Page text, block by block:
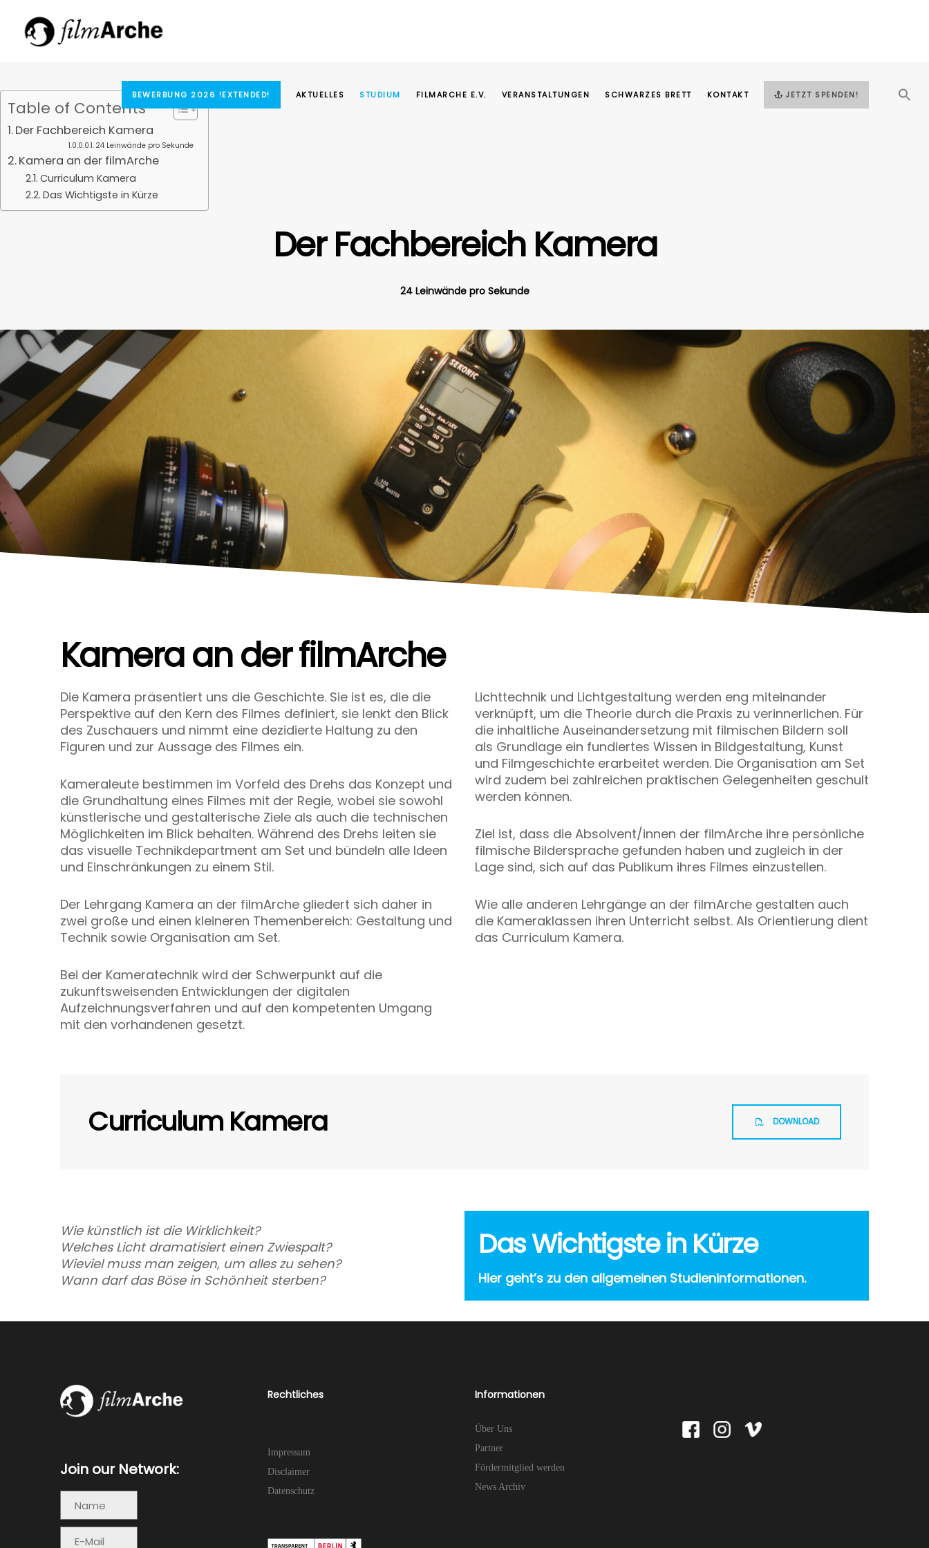
BEWERBUNG 2026 !EXTENDED! AKTUELLES STUDIUM FILMARCHE E.V. VERANSTALTUNGEN SCHWARZES BRETT KONTAKT JETZT SPENDEN!
Table of Contents
Der Fachbereich Kamera
24 Leinwände pro Sekunde
Kamera an der filmArche
Curriculum Kamera
Das Wichtigste in Kürze
Der Fachbereich Kamera
24 Leinwände pro Sekunde
Kamera an der filmArche
Die Kamera präsentiert uns die Geschichte. Sie ist es, die die
Perspektive auf den Kern des Filmes definiert, sie lenkt den Blick
des Zuschauers und nimmt eine dezidierte Haltung zu den
Figuren und zur Aussage des Filmes ein.
Kameraleute bestimmen im Vorfeld des Drehs das Konzept und
die Grundhaltung eines Filmes mit der Regie, wobei sie sowohl
künstlerische und gestalterische Ziele als auch die technischen
Möglichkeiten im Blick behalten. Während des Drehs leiten sie
das visuelle Technikdepartment am Set und bündeln alle Ideen
und Einschränkungen zu einem Stil.
Der Lehrgang Kamera an der filmArche gliedert sich daher in
zwei große und einen kleineren Themenbereich: Gestaltung und
Technik sowie Organisation am Set.
Bei der Kameratechnik wird der Schwerpunkt auf die
zukunftsweisenden Entwicklungen der digitalen
Aufzeichnungsverfahren und auf den kompetenten Umgang
mit den vorhandenen gesetzt.
Lichttechnik und Lichtgestaltung werden eng miteinander
verknüpft, um die Theorie durch die Praxis zu verinnerlichen. Für
die inhaltliche Auseinandersetzung mit filmischen Bildern soll
als Grundlage ein fundiertes Wissen in Bildgestaltung, Kunst
und Filmgeschichte erarbeitet werden. Die Organisation am Set
wird zudem bei zahlreichen praktischen Gelegenheiten geschult
werden können.
Ziel ist, dass die Absolvent/innen der filmArche ihre persönliche
filmische Bildersprache gefunden haben und zugleich in der
Lage sind, sich auf das Publikum ihres Filmes einzustellen.
Wie alle anderen Lehrgänge an der filmArche gestalten auch
die Kameraklassen ihren Unterricht selbst. Als Orientierung dient
das Curriculum Kamera.
Curriculum Kamera DOWNLOAD
Wie künstlich ist die Wirklichkeit?
Welches Licht dramatisiert einen Zwiespalt?
Wieviel muss man zeigen, um alles zu sehen?
Wann darf das Böse in Schönheit sterben?
Das Wichtigste in Kürze
Hier geht’s zu den allgemeinen Studieninformationen.
Join our Network:
Rechtliches
Impressum
Disclaimer
Datenschutz
Informationen
Über Uns
Partner
Fördermitglied werden
News Archiv